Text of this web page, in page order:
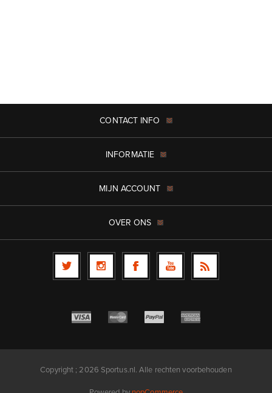
CONTACT INFO
INFORMATIE
MIJN ACCOUNT
OVER ONS
Copyright ; 2026 Sportus.nl. Alle rechten voorbehouden